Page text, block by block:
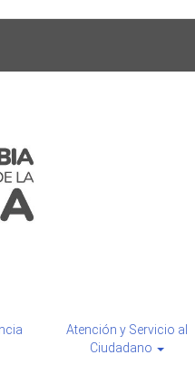
Atención y Servicio al
Ciudadano